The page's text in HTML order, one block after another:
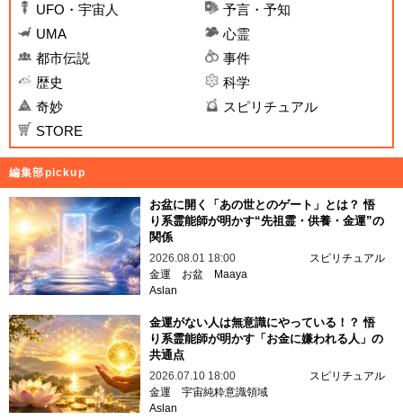
UFO・宇宙人
予言・予知
UMA
心霊
都市伝説
事件
歴史
科学
奇妙
スピリチュアル
STORE
編集部pickup
お盆に開く「あの世とのゲート」とは？ 悟
り系霊能師が明かす“先祖霊・供養・金運”の
関係
2026.08.01 18:00
スピリチュアル
金運
お盆
Maaya
Aslan
金運がない人は無意識にやっている！？ 悟
り系霊能師が明かす「お金に嫌われる人」の
共通点
2026.07.10 18:00
スピリチュアル
金運 宇宙純粋意識領域
Aslan